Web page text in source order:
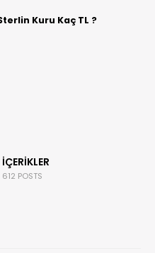
Kuru Kaç TL ?
İÇERIKLER
612 POSTS